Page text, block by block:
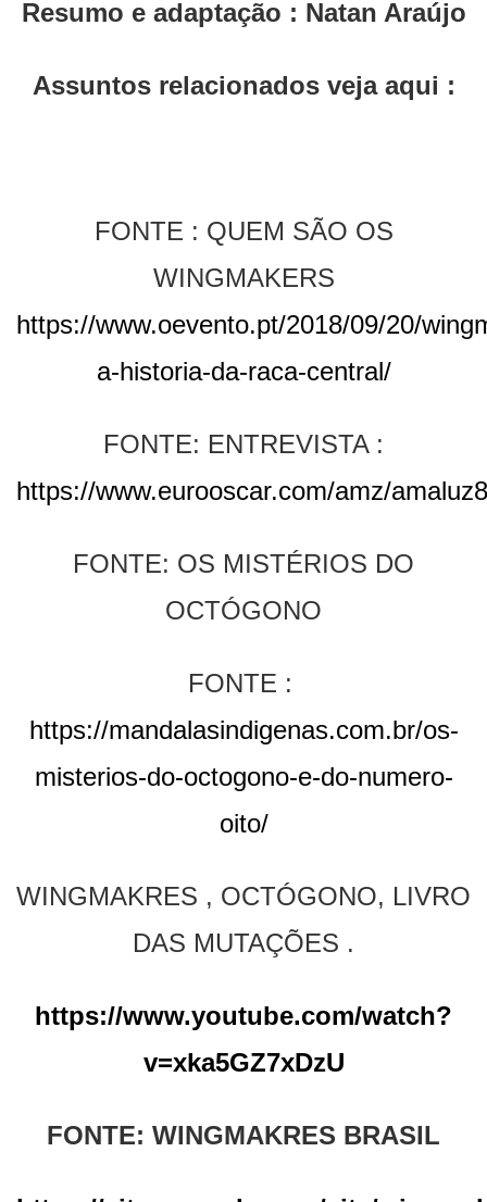
Resumo e adaptação : Natan Araújo
Assuntos relacionados veja aqui :
FONTE : QUEM SÃO OS
WINGMAKERS
https://www.oevento.pt/2018/09/20/
a-historia-da-raca-central/
FONTE: ENTREVISTA :
https://www.eurooscar.com/amz/
FONTE: OS MISTÉRIOS DO
OCTÓGONO
FONTE :
https://mandalasindigenas.com.br/os-
misterios-do-octogono-e-do-numero-
oito/
WINGMAKRES , OCTÓGONO, LIVRO
DAS MUTAÇÕES .
https://www.youtube.com/watch?
v=xka5GZ7xDzU
FONTE: WINGMAKRES BRASIL